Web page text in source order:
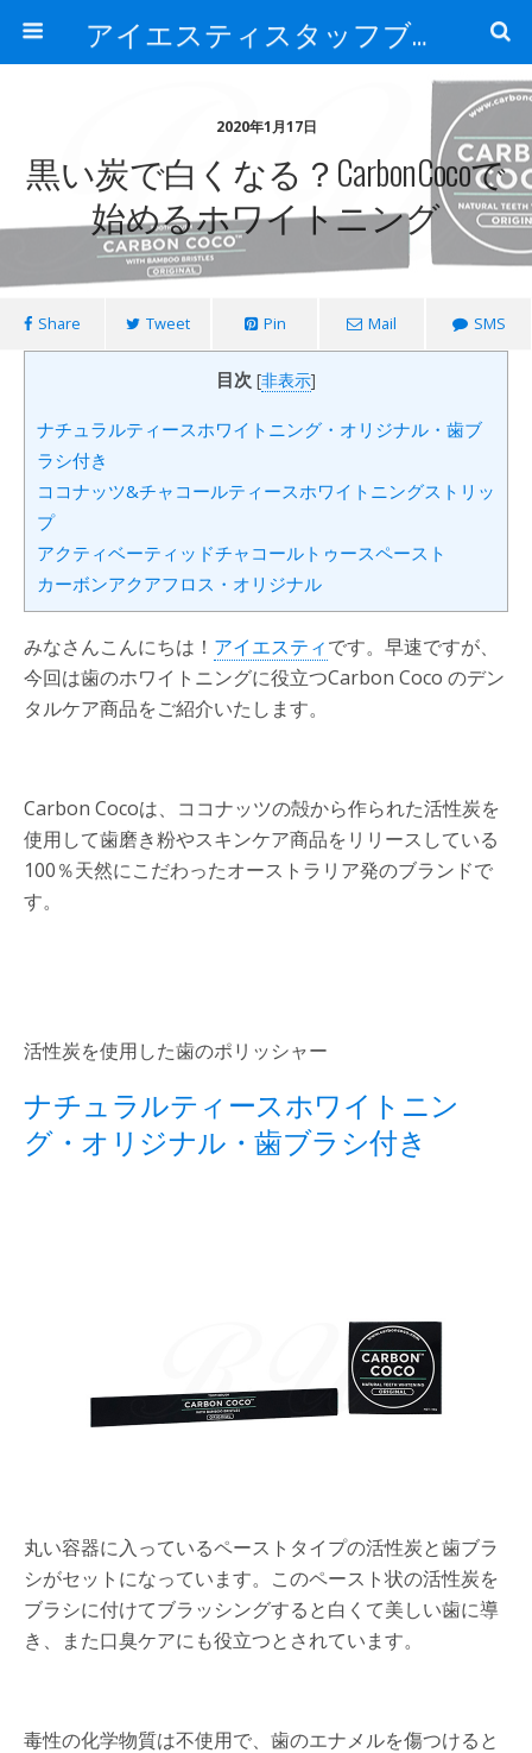
アイエスティスタッフブログ
2020年1月17日
黒い炭で白くなる？CarbonCocoで
始めるホワイトニング
Share Tweet Pin Mail SMS
目次 [非表示]
ナチュラルティースホワイトニング・オリジナル・歯ブ
ラシ付き
ココナッツ&チャコールティースホワイトニングストリッ
プ
アクティベーティッドチャコールトゥースペースト
カーボンアクアフロス・オリジナル
みなさんこんにちは！ アイエスティです。早速ですが、
今回は歯のホワイトニングに役立つCarbon Coco のデン
タルケア商品をご紹介いたします。
Carbon Cocoは、ココナッツの殻から作られた活性炭を
使用して歯磨き粉やスキンケア商品をリリースしている
100％天然にこだわったオーストラリア発のブランドで
す。
活性炭を使用した歯のポリッシャー
ナチュラルティースホワイトニン
グ・オリジナル・歯ブラシ付き
丸い容器に入っているペーストタイプの活性炭と歯ブラ
シがセットになっています。このペースト状の活性炭を
ブラシに付けてブラッシングすると白くて美しい歯に導
き、また口臭ケアにも役立つとされています。
毒性の化学物質は不使用で、歯のエナメルを傷つけると